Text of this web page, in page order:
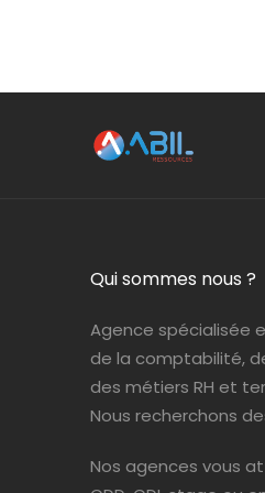
Qui sommes nous ?
Agence spécialisée
de la comptabilité,
des métiers RH et
Nous recherchons
Nos agences vous